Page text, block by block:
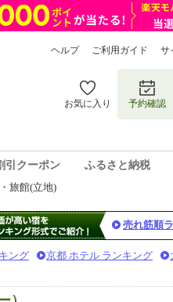
ヘルプ ご利用ガイド サ
お気に入り 予約確認
引クーポン ふるさと納税
旅館(立地)
売れ筋順
ング 京都 ホテル ランキング